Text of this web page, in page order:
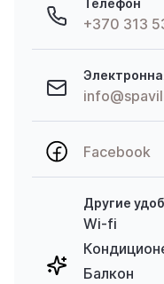
Телефон
+370 313
Facebook
Другие
Wi-fi
Балкон